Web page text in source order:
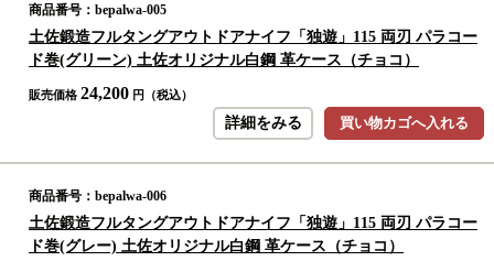
商品番号：bepalwa-005
土佐鍛造フルタングアウトドアナイフ「独遊」115 両刃 パラコー
ド巻(グリーン) 土佐オリジナル白鋼 革ケース（チョコ）
販売価格 24,200 円（税込）
買い物カゴへ入れる
詳細をみる
商品番号：bepalwa-006
土佐鍛造フルタングアウトドアナイフ「独遊」115 両刃 パラコー
ド巻(グレー) 土佐オリジナル白鋼 革ケース（チョコ）